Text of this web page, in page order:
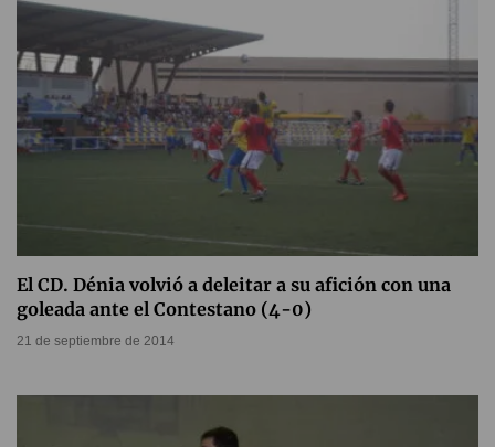
El CD. Dénia volvió a deleitar a su afición con una
goleada ante el Contestano (4-0)
21 de septiembre de 2014